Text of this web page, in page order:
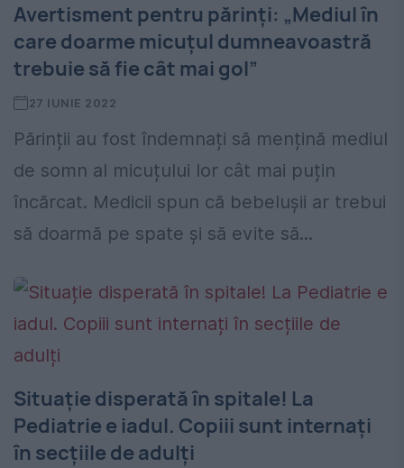
Avertisment pentru părinți: „Mediul în
care doarme micuțul dumneavoastră
trebuie să fie cât mai gol”
27 IUNIE 2022
Părinții au fost îndemnați să mențină mediul
de somn al micuțului lor cât mai puțin
încărcat. Medicii spun că bebelușii ar trebui
să doarmă pe spate și să evite să...
Situație disperată în spitale! La
Pediatrie e iadul. Copiii sunt internați
în secțiile de adulți